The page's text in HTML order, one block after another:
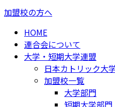
加盟校の方へ
HOME
連合会について
大学・短期大学連盟
日本カトリック大
加盟校一覧
大学部門
短期大学部門